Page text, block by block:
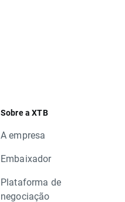
Sobre a XTB
A empresa
Embaixador
Plataforma de
negociação